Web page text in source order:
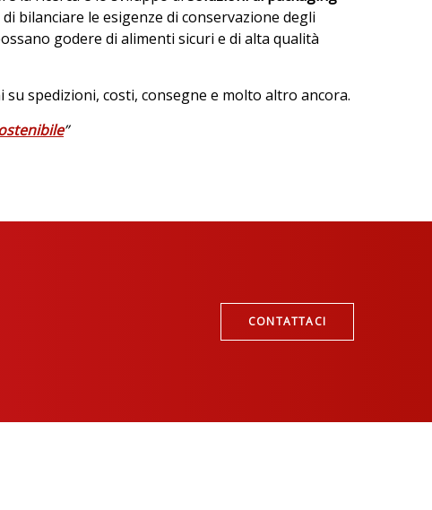
bilanciare le esigenze di conservazione degli
godere di alimenti sicuri e di alta qualità
spedizioni, costi, consegne e molto altro ancora.
”
CONTATTACI